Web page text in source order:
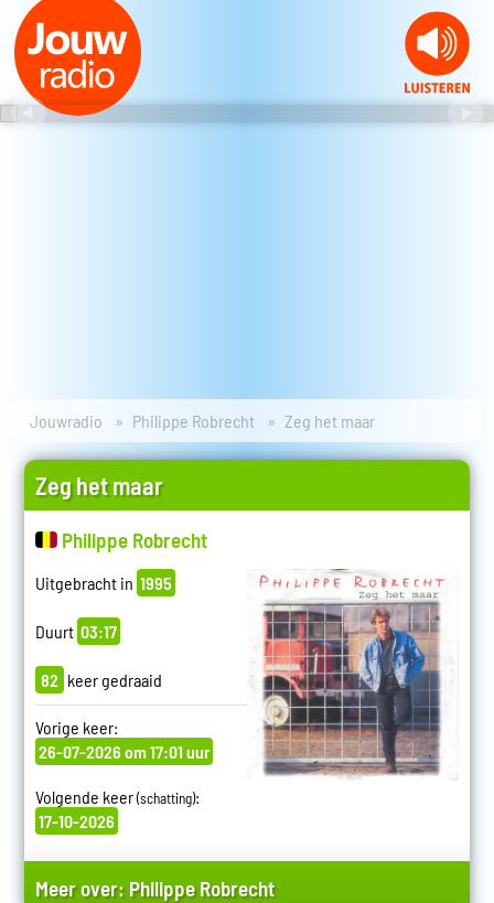
Jouwradio Philippe Robrecht Zeg het maar
Zeg het maar
Philippe Robrecht
Uitgebracht in 1995
Duurt 03:17
82 keer gedraaid
Vorige keer:
26-07-2026 om 17:01 uur
Volgende keer(schatting):
17-10-2026
Meer over: Philippe Robrecht